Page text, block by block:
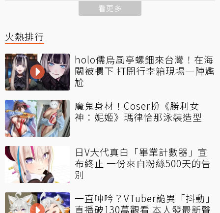
看更多
火熱排行
holo儒烏風亭螺鈿來台灣！在海
關被攔下 打開行李箱現場一陣尷
尬
魔鬼身材！Coser扮《勝利女
神：妮姬》瑪律恰那泳裝造型
日V大代真白「畢業計數器」宣
布終止 一份來自粉絲500天的告
別
一直呻吟？VTuber詭異「抖動」
直播破130萬觀看 本人發最新聲